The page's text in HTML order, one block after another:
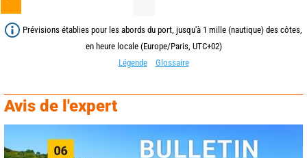
Prévisions établies pour les abords du port, jusqu'à 1 mille (nautique) des côtes,
en heure locale (Europe/Paris, UTC+02)
Légende
Glossaire
Avis de l'expert